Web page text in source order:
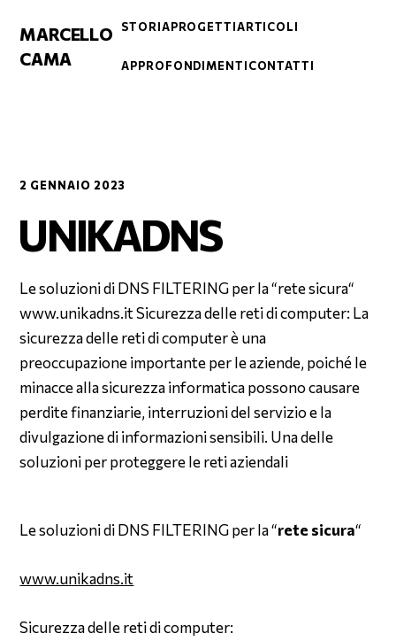
MARCELLO
CAMA
STORIAPROGETTIARTICOLI
APPROFONDIMENTICONTATTI
2 GENNAIO 2023
UNIKADNS
Le soluzioni di DNS FILTERING per la “rete sicura“
www.unikadns.it Sicurezza delle reti di computer: La
sicurezza delle reti di computer è una
preoccupazione importante per le aziende, poiché le
minacce alla sicurezza informatica possono causare
perdite finanziarie, interruzioni del servizio e la
divulgazione di informazioni sensibili. Una delle
soluzioni per proteggere le reti aziendali
Le soluzioni di DNS FILTERING per la “rete sicura“
www.unikadns.it
Sicurezza delle reti di computer: